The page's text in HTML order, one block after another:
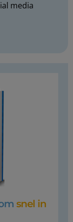
media
snel in